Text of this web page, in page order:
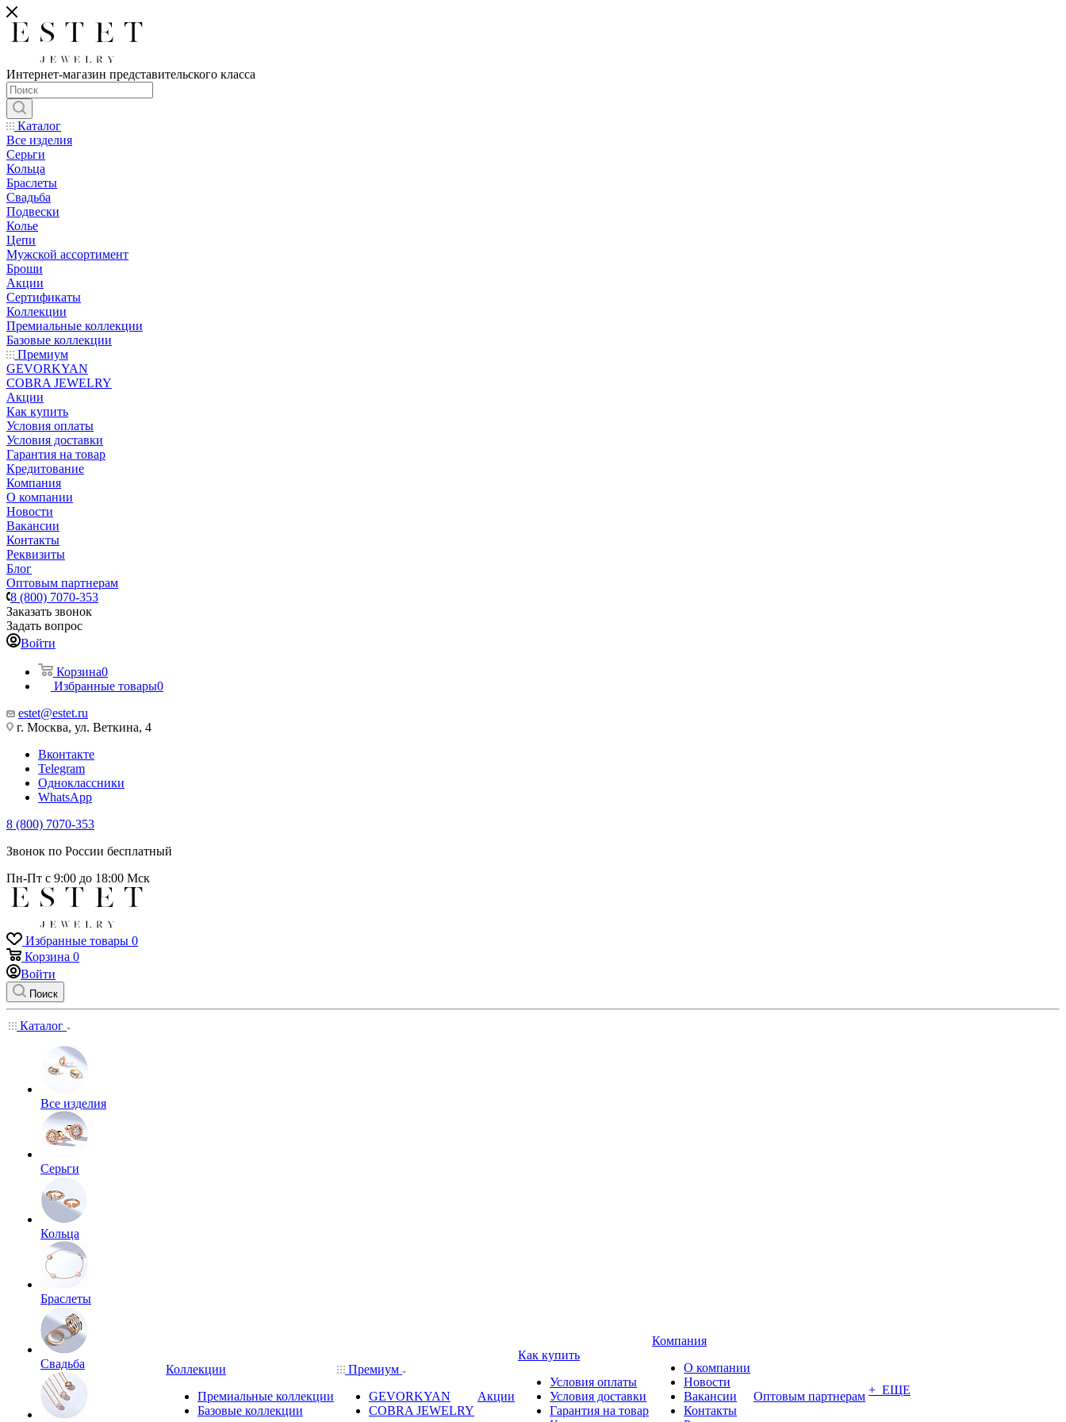
Интернет-магазин представительского класса
Каталог
Все изделия
Серьги
Кольца
Браслеты
Свадьба
Подвески
Колье
Цепи
Мужской ассортимент
Броши
Акции
Сертификаты
Коллекции
Премиальные коллекции
Базовые коллекции
Премиум
GEVORKYAN
COBRA JEWELRY
Акции
Как купить
Условия оплаты
Условия доставки
Гарантия на товар
Кредитование
Компания
О компании
Новости
Вакансии
Контакты
Реквизиты
Блог
Оптовым партнерам
8 (800) 7070-353
Заказать звонок
Задать вопрос
Войти
Корзина0
Избранные товары0
estet@estet.ru
г. Москва, ул. Веткина, 4
Вконтакте
Telegram
Одноклассники
WhatsApp
8 (800) 7070-353
Звонок по России бесплатный
Пн-Пт с 9:00 до 18:00 Мск
Избранные товары 0
Корзина 0
Войти
Поиск
Каталог
Все изделия
Серьги
Кольца
Браслеты
Свадьба
Коллекции
Премиальные коллекции
Базовые коллекции
Премиум
GEVORKYAN
COBRA JEWELRY
Акции
Как купить
Условия оплаты
Условия доставки
Гарантия на товар
Компания
О компании
Новости
Вакансии
Контакты
Оптовым партнерам + ЕЩЕ